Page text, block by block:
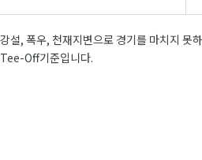
설, 폭우, 천재지변으로 경기를 마치지 못
Off기준입니다.